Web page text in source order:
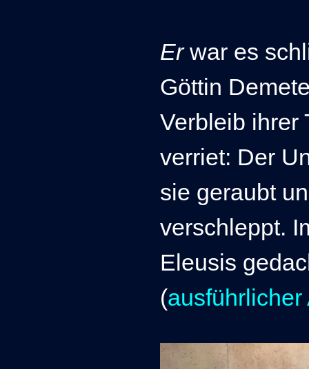
Erwar es
Göttin
Verbleib ihrer
verriet: Der
sie geraubt
verschleppt.
Eleusis
(ausführlicher